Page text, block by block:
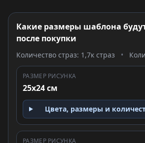
Какие размеры шаблона
после покупки
Количество страз: 1,7к страз •
РАЗМЕР РИСУНКА
25x24 см
Цвета, размеры и
РАЗМЕР РИСУНКА